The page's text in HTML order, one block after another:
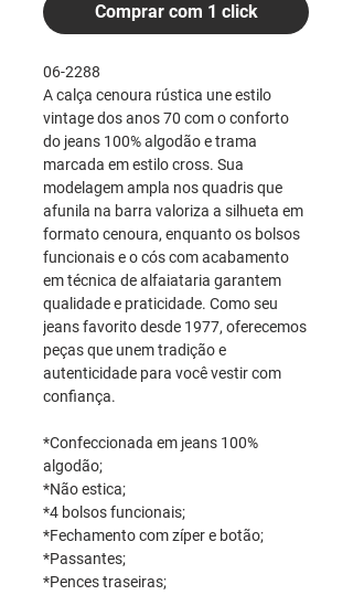
Comprar com 1 click
06-2288
A calça cenoura rústica une estilo
vintage dos anos 70 com o conforto
do jeans 100% algodão e trama
marcada em estilo cross. Sua
modelagem ampla nos quadris que
afunila na barra valoriza a silhueta em
formato cenoura, enquanto os bolsos
funcionais e o cós com acabamento
em técnica de alfaiataria garantem
qualidade e praticidade. Como seu
jeans favorito desde 1977, oferecemos
peças que unem tradição e
autenticidade para você vestir com
confiança.
*Confeccionada em jeans 100%
algodão;
*Não estica;
*4 bolsos funcionais;
*Fechamento com zíper e botão;
*Passantes;
*Pences traseiras;